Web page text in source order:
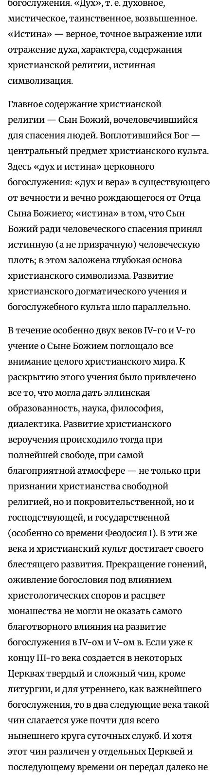
богослужения. «Дух», т. е. духовное,
мистическое, таинственное, возвышенное.
«Истина» — верное, точное выражение или
отражение духа, характера, содержания
христианской религии, истинная
символизация.
Главное содержание христианской
религии — Сын Божий, вочеловечившийся
для спасения людей. Воплотившийся Бог —
центральный предмет христианского культа.
Здесь «дух и истина» церковного
богослужения: «дух и вера» в существующего
от вечности и вечно рождающегося от Отца
Сына Божиего; «истина» в том, что Сын
Божий ради человеческого спасения принял
истинную (а не призрачную) человеческую
плоть; в этом заложена глубокая основа
христианского символизма. Развитие
христианского догматического учения и
богослужебного культа шло параллельно.
В течение особенно двух веков IV-го и V-го
учение о Сыне Божием поглощало все
внимание целого христианского мира. К
раскрытию этого учения было привлечено
все то, что могла дать эллинская
образованность, наука, философия,
диалектика. Развитие христианского
вероучения происходило тогда при
полнейшей свободе, при самой
благоприятной атмосфере — не только при
признании христианства свободной
религией, но и покровительственной, но и
господствующей, и государственной
(особенно со времени Феодосия I). В эти же
века и христианский культ достигает своего
блестящего развития. Прекращение гонений,
оживление богословия под влиянием
христологических споров и расцвет
монашества не могли не оказать самого
благотворного влияния на развитие
богослужения в IV-ом и V-ом в. Если уже к
концу III-го века создается в некоторых
Церквах твердый и сложный чин, кроме
литургии, и для утреннего, как важнейшего
богослужения, то в два следующие века такой
чин слагается уже почти для всего
нынешнего круга суточных служб. И хотя
этот чин различен у отдельных Церквей и
последующему времени он передал далеко не